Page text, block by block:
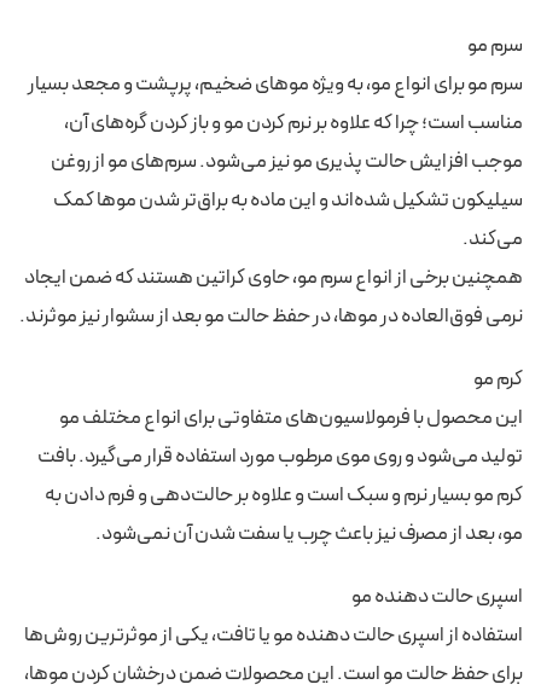
سرم مو
سرم مو برای انواع مو، به ویژه موهای ضخیم، پرپشت و مجعد بسیار
مناسب است؛ چرا که علاوه بر نرم کردن مو و باز کردن گره‌های آن،
موجب افزایش حالت پذیری مو نیز می‌شود. سرم‌های مو از روغن
سیلیکون تشکیل شده‌اند و این ماده به براق‌تر شدن موها کمک
می‌کند.
همچنین برخی از انواع سرم مو، حاوی کراتین هستند که ضمن ایجاد
نرمی فوق‌العاده در موها، در حفظ حالت مو بعد از سشوار نیز موثرند.
کرم مو
این محصول با فرمولاسیون‌های متفاوتی برای انواع مختلف مو
تولید می‌شود و روی موی مرطوب مورد استفاده قرار می‌گیرد. بافت
کرم مو بسیار نرم و سبک است و علاوه بر حالت‌دهی و فرم دادن به
مو، بعد از مصرف نیز باعث چرب یا سفت شدن آن نمی‌شود.
اسپری حالت دهنده مو
استفاده از اسپری حالت دهنده مو یا تافت، یکی از موثرترین روش‌ها
برای حفظ حالت مو است. این محصولات ضمن درخشان کردن موها،